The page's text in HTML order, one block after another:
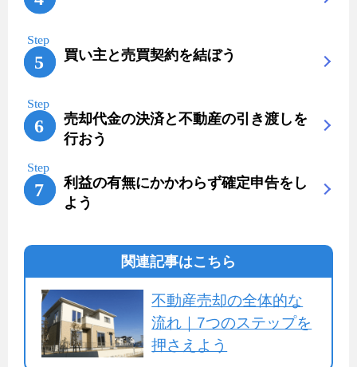
買い主と売買契約を結ぼう
売却代金の決済と不動産の引き渡しを
行おう
利益の有無にかかわらず確定申告をし
よう
関連記事はこちら
不動産売却の全体的な
流れ｜7つのステップを
押さえよう